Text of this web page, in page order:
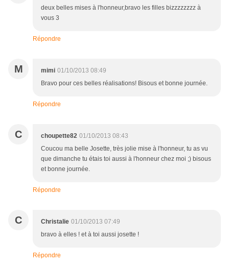
deux belles mises à l'honneur,bravo les filles bizzzzzzzz à
vous 3
Répondre
M mimi 01/10/2013 08:49
Bravo pour ces belles réalisations! Bisous et bonne journée.
Répondre
C choupette82 01/10/2013 08:43
Coucou ma belle Josette, très jolie mise à l'honneur, tu as vu
que dimanche tu étais toi aussi à l'honneur chez moi ;) bisous
et bonne journée.
Répondre
C Christalie 01/10/2013 07:49
bravo à elles ! et à toi aussi josette !
Répondre